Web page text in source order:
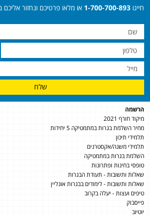
חייגו 1-700-700-893 או מלאו פרטיכם ונחזור
שלח
הרשמה
מיקוד חורף 2021
מחיר השלמת בגרות במתמטיקה 5 יחידות
תלמידי תיכון
תלמידי משנה/אקסטרנים
השלמת בגרות במתמטיקה
טופסי בחינות ופתרונות
שאלות ותשובות - תעודת הבגרות
שאלות ותשובות - לימודים בבגרות אונליין
טיפים ועצות - יעלה בקרוב
פייסבוק
יוטיוב